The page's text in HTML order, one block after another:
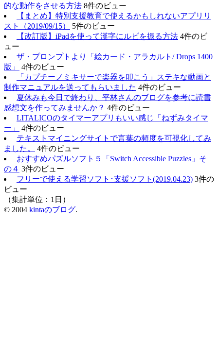
的な動作をさせる方法 8件のビュー
【まとめ】特別支援教育で使えるかもしれないアプリリ
スト（2019/09/15）
5件のビュー
【改訂版】iPadを使って漢字にルビを振る方法 4件のビ
ュー
ザ・プロンプトより「絵カード・アラカルト/ Drops 1400
版」
4件のビュー
「カプチーノミキサーで楽器を叩こう」ステキな動画と
制作マニュアルを送ってもらいました 4件のビュー
夏休みも今日で終わり、平林さんのブログを参考に読書
感想文を作ってみませんか？ 4件のビュー
LITALICOのタイマーアプリもいい感じ「ねずみタイマ
ー」
4件のビュー
テキストマイニングサイトで言葉の頻度を可視化してみ
ました。
4件のビュー
おすすめパズルソフト５「Switch Accessible Puzzles」そ
の４ 3件のビュー
フリーで使える学習ソフト･支援ソフト(2019.04.23) 3件の
ビュー
（集計単位：1日）
© 2004 kintaのブログ.